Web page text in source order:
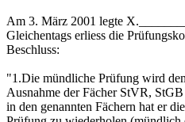
Am 3. März 2001 legte
Gleichentags erliess die
Beschluss:
"1.Die mündliche Prüfung wird
Ausnahme der Fächer StVR,
in den genannten Fächern hat er die